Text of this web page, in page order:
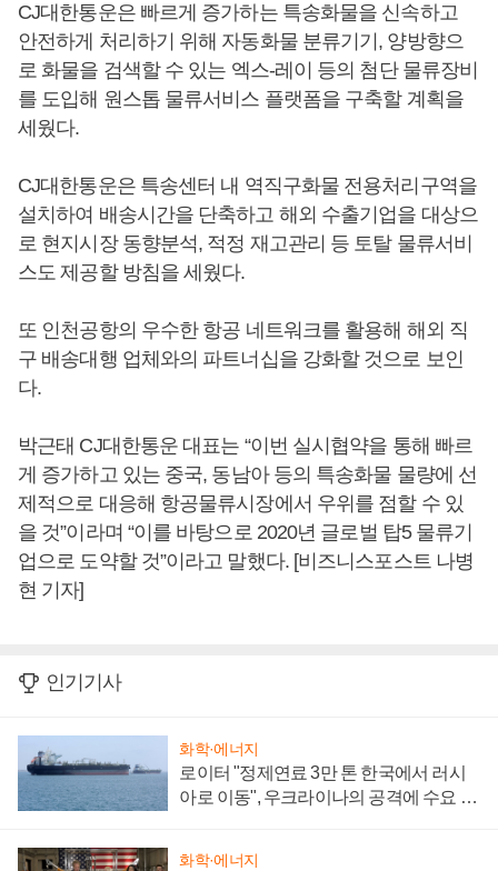
CJ대한통운은 빠르게 증가하는 특송화물을 신속하고
안전하게 처리하기 위해 자동화물 분류기기, 양방향으
로 화물을 검색할 수 있는 엑스-레이 등의 첨단 물류장비
를 도입해 원스톱 물류서비스 플랫폼을 구축할 계획을
세웠다.
CJ대한통운은 특송센터 내 역직구화물 전용처리구역을
설치하여 배송시간을 단축하고 해외 수출기업을 대상으
로 현지시장 동향분석, 적정 재고관리 등 토탈 물류서비
스도 제공할 방침을 세웠다.
또 인천공항의 우수한 항공 네트워크를 활용해 해외 직
구 배송대행 업체와의 파트너십을 강화할 것으로 보인
다.
박근태 CJ대한통운 대표는 “이번 실시협약을 통해 빠르
게 증가하고 있는 중국, 동남아 등의 특송화물 물량에 선
제적으로 대응해 항공물류시장에서 우위를 점할 수 있
을 것”이라며 “이를 바탕으로 2020년 글로벌 탑5 물류기
업으로 도약할 것”이라고 말했다. [비즈니스포스트 나병
현 기자]
인기기사
화학·에너지
로이터 "정제연료 3만 톤 한국에서 러시
아로 이동", 우크라이나의 공격에 수요 늘
화학·에너지